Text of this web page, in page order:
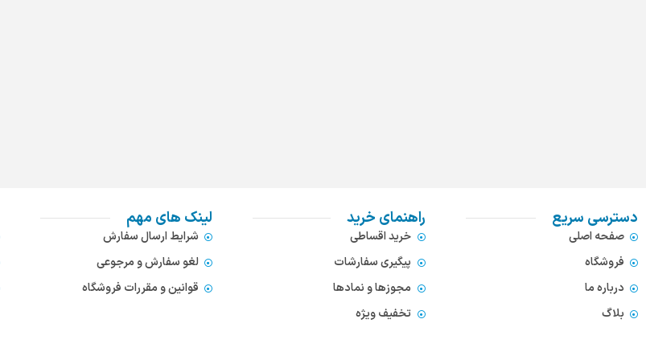
دسترسی سریع
صفحه اصلی
فروشگاه
درباره ما
بلاگ
راهنمای خرید
خرید اقساطی
پیگیری سفارشات
مجوزها و نمادها
تخفیف ویژه
لینک های مهم
شرایط ارسال سفارش
لغو سفارش و مرجوعی
قوانین و مقررات فروشگاه